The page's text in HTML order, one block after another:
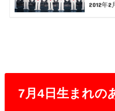
2012年2
7月4日生まれの